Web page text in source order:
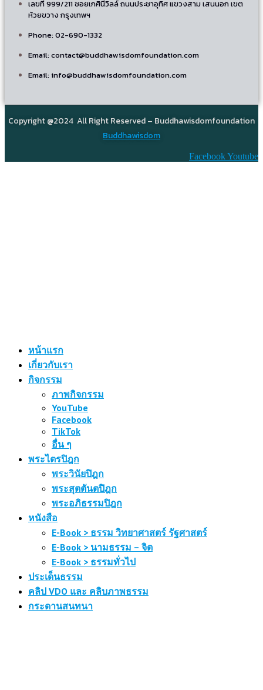
เลขที่ 999/211 ซอยเกศินีวิลล์ ถนนประชาอุทิศ แขวงสาม เสนนอก เขต
ห้วยขวาง กรุงเทพฯ
Phone: 02-690-1332
Email: contact@buddhawisdomfoundation.com
Email: info@buddhawisdomfoundation.com
Copyright @2024 All Right Reserved – Buddhawisdomfoundation
Buddhawisdom
FacebookYoutube
หน้าแรก
เกี่ยวกับเรา
กิจกรรม
ภาพกิจกรรม
YouTube
Facebook
TikTok
อื่น ๆ
พระไตรปิฎก
พระวินัยปิฎก
พระสุตตันตปิฎก
พระอภิธรรมปิฎก
หนังสือ
E-Book > ธรรม วิทยาศาสตร์ รัฐศาสตร์
E-Book > นามธรรม – จิต
E-Book > ธรรมทั่วไป
ประเด็นธรรม
คลิป VDO และ คลิบภาพธรรม
กระดานสนทนา